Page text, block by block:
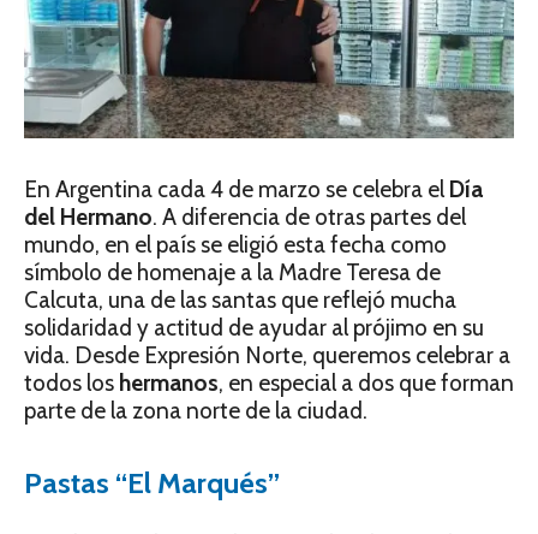
En Argentina cada 4 de marzo se celebra el Día
del Hermano. A diferencia de otras partes del
mundo, en el país se eligió esta fecha como
símbolo de homenaje a la Madre Teresa de
Calcuta, una de las santas que reflejó mucha
solidaridad y actitud de ayudar al prójimo en su
vida. Desde Expresión Norte, queremos celebrar a
todos los hermanos, en especial a dos que forman
parte de la zona norte de la ciudad.
Pastas “El Marqués”